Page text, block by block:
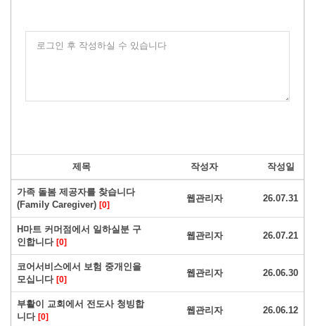
로그인 후 작성하실 수 있습니다
제목 작성자 작성일
가족 돌봄 제공자를 찾습니다
(Family Caregiver) [0]
웹관리자 26.07.31
H마트 커머점에서 일하실분 구
인합니다 [0]
웹관리자 26.07.21
코어서비스에서 보험 중개인을
모십니다 [0]
웹관리자 26.06.30
부활이 교회에서 전도사 청빙합
니다 [0]
웹관리자 26.06.12